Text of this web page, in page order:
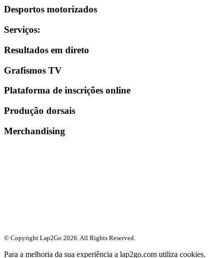
Desportos motorizados
Serviços:
Resultados em direto
Grafismos TV
Plataforma de inscrições online
Produção dorsais
Merchandising
© Copyright Lap2Go 2026. All Rights Reserved.
Para a melhoria da sua experiência a lap2go.com utiliza cookies.